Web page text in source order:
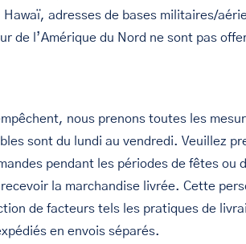
adresses de bases militaires/
de l’Amérique du Nord ne sont pas
nous prenons toutes les
sont du lundi au vendredi. Veuillez
pendant les périodes de fêtes
la marchandise livrée. Cette
de facteurs tels les pratiques de
en envois séparés.